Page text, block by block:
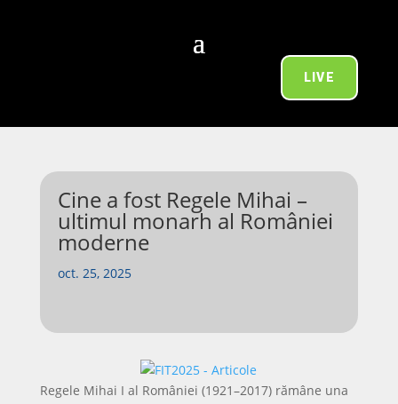
LIVE
Cine a fost Regele Mihai –
ultimul monarh al României
moderne
oct. 25, 2025
Regele Mihai I al României (1921–2017) rămâne una